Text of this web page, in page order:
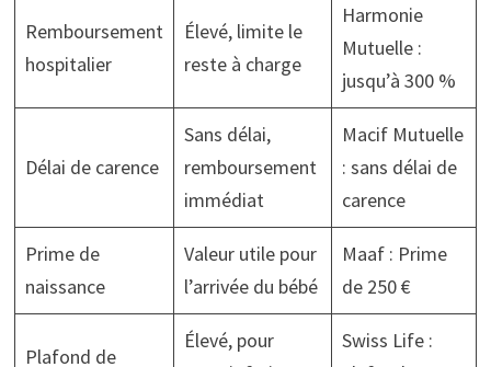
Remboursement
hospitalier
Élevé, limite le
reste à charge
Harmonie
Mutuelle :
jusqu’à 300 %
Délai de carence
Sans délai,
remboursement
immédiat
Macif Mutuelle
: sans délai de
carence
Prime de
naissance
Valeur utile pour
l’arrivée du bébé
Maaf : Prime
de 250 €
Plafond de
Élevé, pour
Swiss Life :